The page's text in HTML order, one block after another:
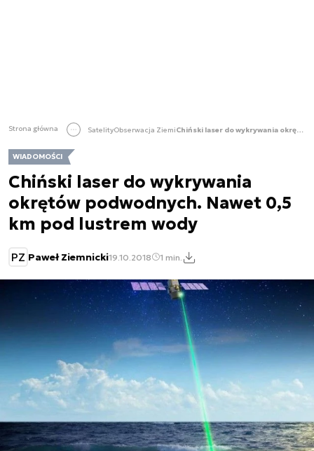
Strona główna SatelityObserwacja Ziemi Chiński laser do wykrywania okrętów podwodnych. Nawet 0,5 km pod lustrem wody
WIADOMOŚCI
Chiński laser do wykrywania
okrętów podwodnych. Nawet 0,5
km pod lustrem wody
PZ Paweł Ziemnicki19.10.2018 1 min.